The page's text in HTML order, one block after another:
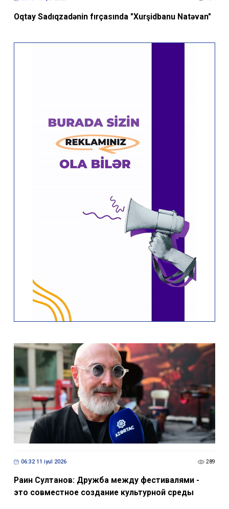
Oqtay Sadıqzadənin fırçasında "Xurşidbanu Natəvan"
06:32 11 iyul 2026 289
Раин Султанов: Дружба между фестивалями -
это совместное создание культурной среды